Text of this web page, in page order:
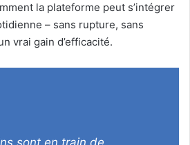
la plateforme peut s’intégrer
– sans rupture, sans
vrai gain d’efficacité.